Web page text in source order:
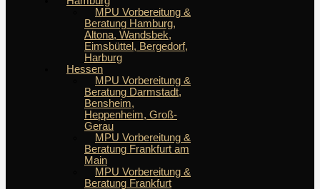
MPU Vorbereitung &
Beratung Hamburg,
Altona, Wandsbek,
Eimsbüttel, Bergedorf,
Harburg
Hessen
MPU Vorbereitung &
Beratung Darmstadt,
Bensheim,
Heppenheim, Groß-
Gerau
MPU Vorbereitung &
Beratung Frankfurt am
Main
MPU Vorbereitung &
Beratung Frankfurt